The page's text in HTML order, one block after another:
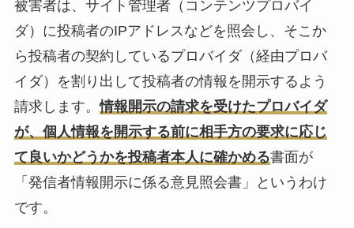
被害者は、サイト管理者（コンテンツプロバイ
ダ）に投稿者のIPアドレスなどを照会し、そこか
ら投稿者の契約しているプロバイダ（経由プロバ
イダ）を割り出して投稿者の情報を開示するよう
請求します。情報開示の請求を受けたプロバイダ
が、個人情報を開示する前に相手方の要求に応じ
て良いかどうかを投稿者本人に確かめる書面が
「発信者情報開示に係る意見照会書」というわけ
です。